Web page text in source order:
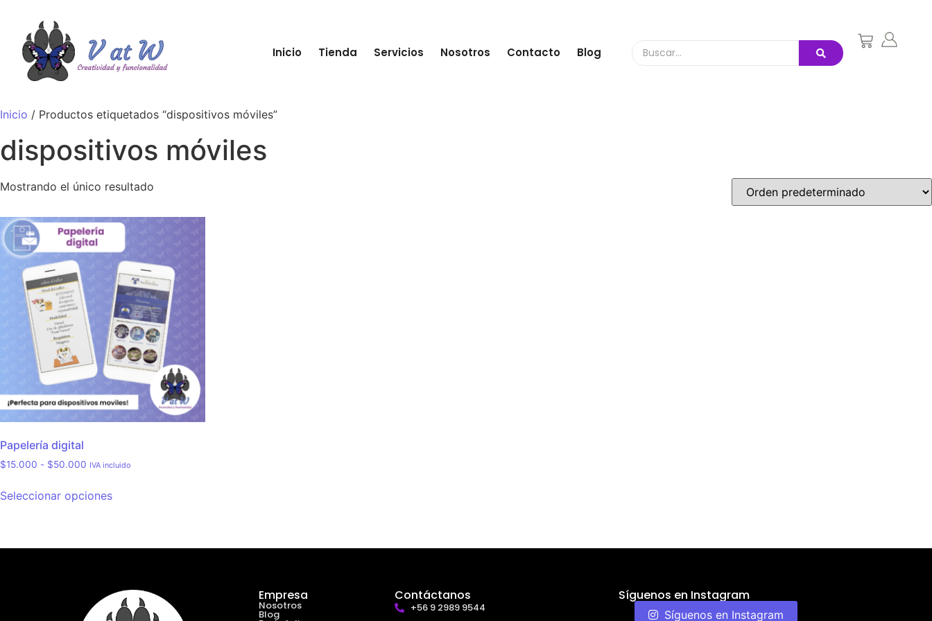
Inicio Tienda Servicios Nosotros Contacto Blog
Inicio / Productos etiquetados “dispositivos móviles”
dispositivos móviles
Mostrando el único resultado
Papelería digital
$15.000 - $50.000 IVA incluido
Seleccionar opciones
Empresa
Nosotros
Blog
Contáctanos
+56 9 2989 9544
Síguenos en Instagram
Síguenos en Instagram